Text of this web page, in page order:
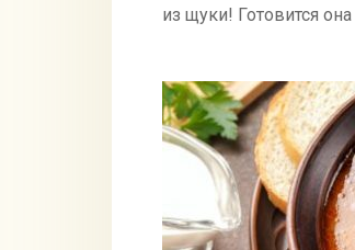
из щуки! Готовится